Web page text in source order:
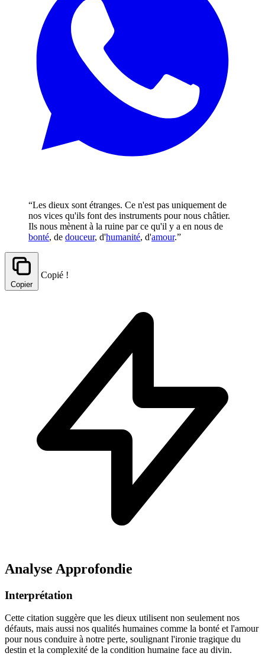
“Les dieux sont étranges. Ce n'est pas uniquement de
nos vices qu'ils font des instruments pour nous châtier.
Ils nous mènent à la ruine par ce qu'il y a en nous de
bonté, de douceur, d'humanité, d'amour.”
Copier
Copié !
Analyse Approfondie
Interprétation
Cette citation suggère que les dieux utilisent non seulement nos
défauts, mais aussi nos qualités humaines comme la bonté et l'amour
pour nous conduire à notre perte, soulignant l'ironie tragique du
destin et la complexité de la condition humaine face au divin.